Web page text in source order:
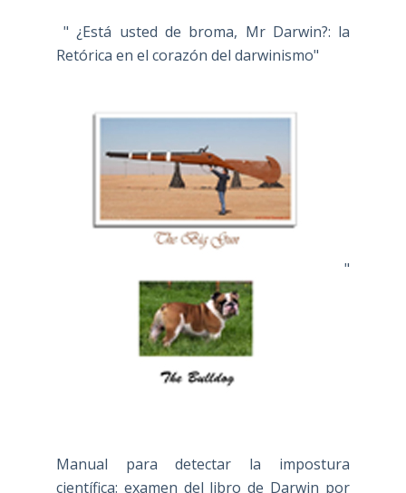
" ¿Está usted de broma, Mr Darwin?: la
Retórica en el corazón del darwinismo"
"
Manual para detectar la impostura
científica: examen del libro de Darwin por